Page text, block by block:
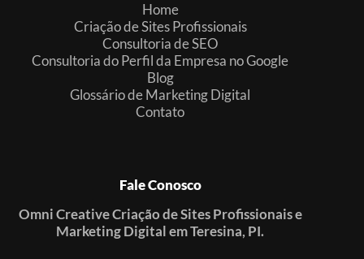
Home
Criação de Sites Profissionais
Consultoria de SEO
Consultoria do Perfil da Empresa no Google
Blog
Glossário de Marketing Digital
Contato
Fale Conosco
Omni Creative Criação de Sites Profissionais e
Marketing Digital em Teresina, PI.